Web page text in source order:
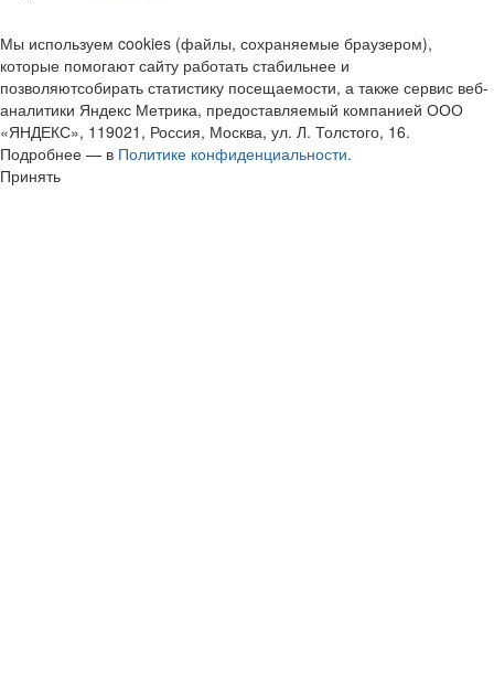
Мы используем cookies (файлы, сохраняемые браузером),
которые помогают сайту работать стабильнее и
позволяютсобирать статистику посещаемости, а также сервис веб-
аналитики Яндекс Метрика, предоставляемый компанией ООО
«ЯНДЕКС», 119021, Россия, Москва, ул. Л. Толстого, 16.
Подробнее — в Политике конфиденциальности.
Принять